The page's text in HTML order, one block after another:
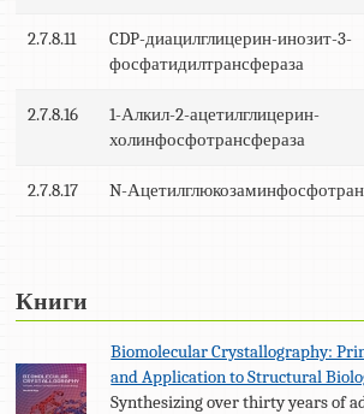
2.7.8.11
CDP-диацилглицерин-инозит-3-
фосфатидилтрансфераза
2.7.8.16
1-Алкил-2-ацетилглицерин-
холинфосфотрансфераза
2.7.8.17 N-
Книги
Biomolecular Crystallography:
and Application to Structural
Synthesizing over thirty years of